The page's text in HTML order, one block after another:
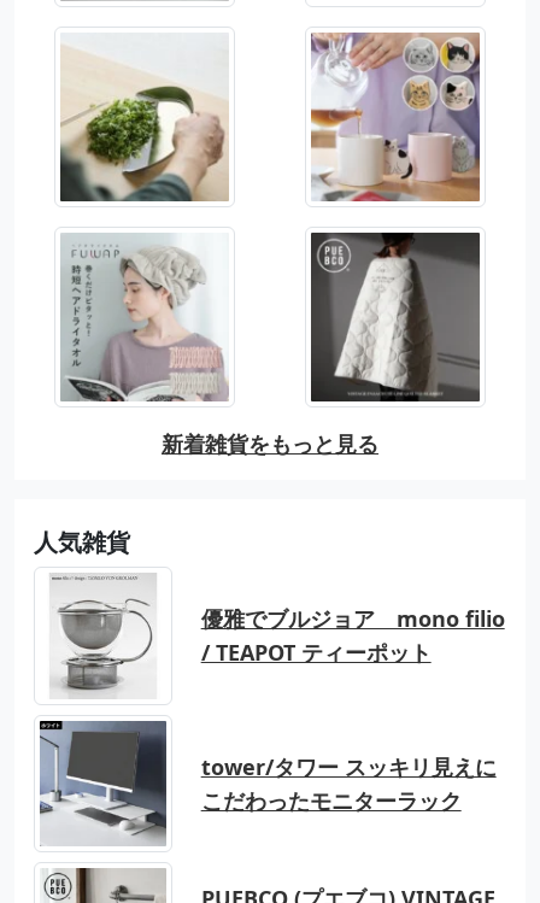
新着雑貨をもっと見る
人気雑貨
優雅でブルジョア mono filio
/ TEAPOT ティーポット
tower/タワー スッキリ見えに
こだわったモニターラック